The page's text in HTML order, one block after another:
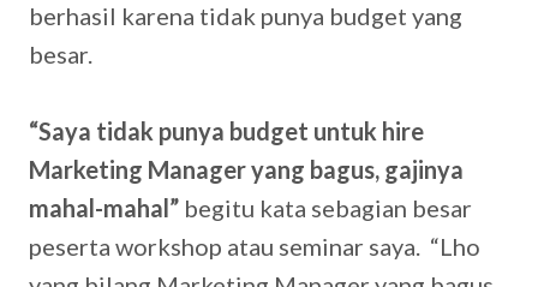
berhasil karena tidak punya budget yang
besar.
“Saya tidak punya budget untuk hire
Marketing Manager yang bagus, gajinya
mahal-mahal” begitu kata sebagian besar
peserta workshop atau seminar saya. “Lho